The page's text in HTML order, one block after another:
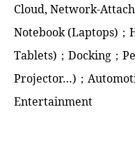
Cloud, Network-
Notebook (Laptops)
Tablets)；Docking；
Projector…)；
Entertainment